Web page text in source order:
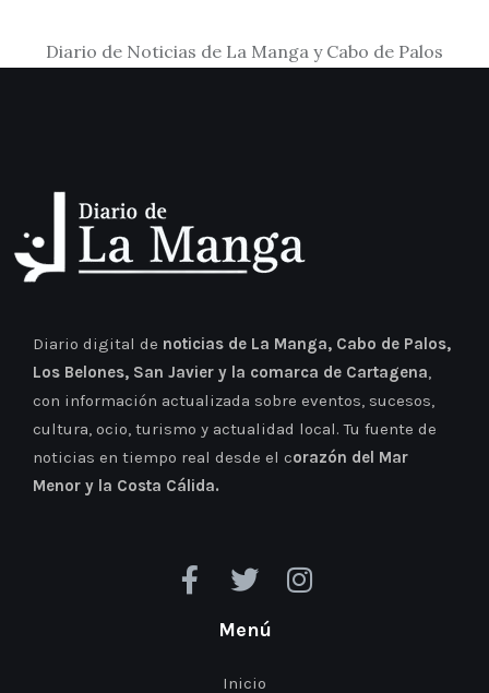
Diario de Noticias de La Manga y Cabo de Palos
Diario digital de noticias de La Manga, Cabo de Palos,
Los Belones, San Javier y la comarca de Cartagena,
con información actualizada sobre eventos, sucesos,
cultura, ocio, turismo y actualidad local. Tu fuente de
noticias en tiempo real desde el corazón del Mar
Menor y la Costa Cálida.
Menú
Inicio